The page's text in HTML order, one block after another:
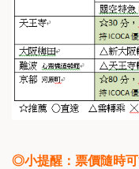
◎小提醒：票價隨時